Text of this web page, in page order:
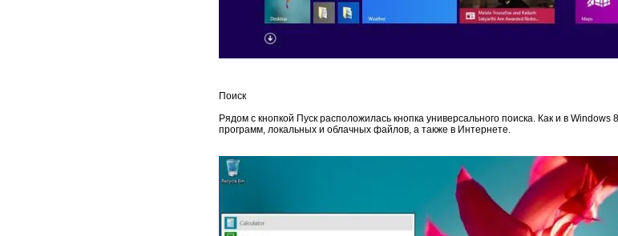
Поиск
Рядом с кнопкой Пуск расположилась кнопка универсального поиска. Как и в
программ, локальных и облачных файлов, а также в Интернете.